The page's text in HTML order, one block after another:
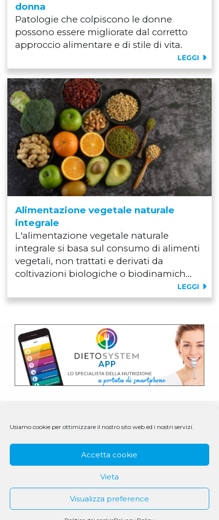
Usiamo cookie per ottimizzare il nostro sito web ed i nostri servizi.
Accetta cookie
Vieta
Visualizza preference
donna
Patologie che colpiscono le donne
possono essere migliorate dal corretto
approccio alimentare e di stile di vita.
LEGGI
Alimentazione vegetale naturale
integrale
L'alimentazione vegetale naturale
integrale si basa sul consumo di alimenti
vegetali, non trattati e derivati da
coltivazioni biologiche o biodinamich...
LEGGI
© 1979 - 2025 DS Medigroup S.r.l. a socio unico | CF/P.IVA